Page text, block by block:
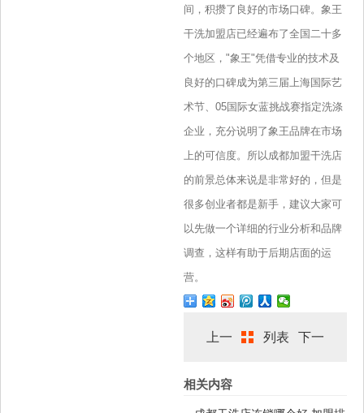
间，积攒了良好的市场口碑。象王
干洗加盟店已经遍布了全国二十多
个地区，"象王"凭借专业的技术及
良好的口碑成为第三届上海国际艺
术节、05国际女蓝挑战赛指定洗涤
企业，充分说明了象王品牌在市场
上的可信度。所以成都加盟干洗店
的前景总体来说是非常好的，但是
很多创业者都是新手，建议大家可
以先做一个详细的行业分析和品牌
调查，这样有助于后期店面的运
营。
上一
篇
列表 下一
相关内容